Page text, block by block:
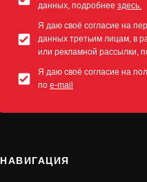
данных, подробнее здесь.
Я даю своё согласие на
данных третьим лицам, в
или рекламной рассылки,
Я даю своё согласие на
по e-mail
НАВИГАЦИЯ